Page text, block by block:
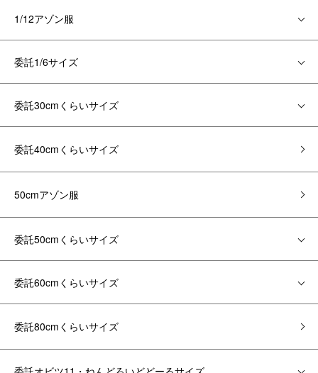
1/12アゾン服
委託1/6サイズ
委託30cmくらいサイズ
委託40cmくらいサイズ
50cmアゾン服
委託50cmくらいサイズ
委託60cmくらいサイズ
委託80cmくらいサイズ